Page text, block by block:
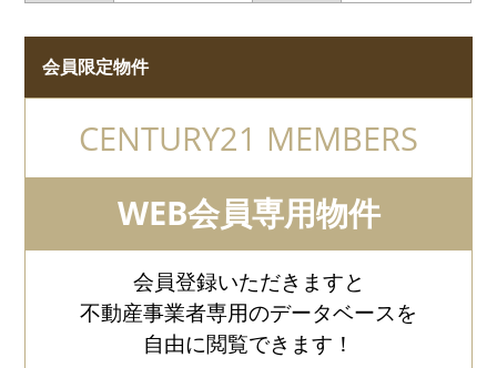
会員限定物件
CENTURY21 MEMBERS
WEB会員専用物件
会員登録いただきますと
不動産事業者専用のデータベースを
自由に閲覧できます！